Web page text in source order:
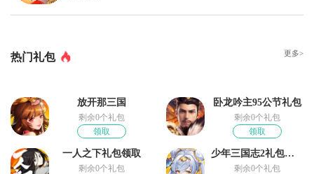
热门礼包 更多>
放开那三国
剩余0个礼包
领取
卧龙吟主95公节礼包
剩余0个礼包
领取
一人之下礼包领取
剩余0个礼包
少年三国志2礼包奖励
剩余0个礼包